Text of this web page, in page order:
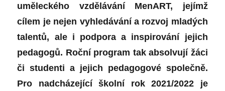
uměleckého vzdělávání MenART, jejímž
cílem je nejen vyhledávání a rozvoj mladých
talentů, ale i podpora a inspirování jejich
pedagogů. Roční program tak absolvují žáci
či studenti a jejich pedagogové společně.
Pro nadcházející školní rok 2021/2022 je